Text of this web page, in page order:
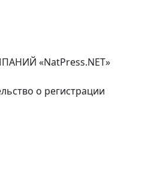
«NatPress.NET»
о регистрации